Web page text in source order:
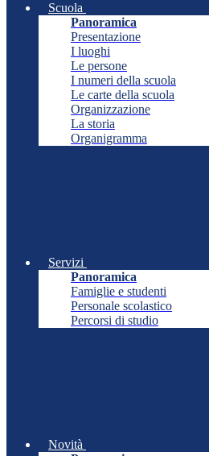
Scuola
Panoramica
Presentazione
I luoghi
Le persone
I numeri della scuola
Le carte della scuola
Organizzazione
La storia
Organigramma
Servizi
Panoramica
Famiglie e studenti
Personale scolastico
Percorsi di studio
Novità